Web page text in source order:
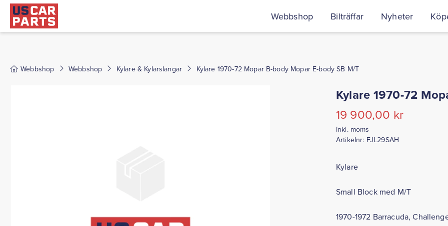
Webbshop Bilträffar Nyheter
Webbshop Webbshop Kylare & Kylarslangar Kylare 1970-72 Mopar B-body Mopar E-body SB M/T
Kylare 1970-72
19 900,00 kr
Inkl. moms
Artikelnr: FJL29SAH
Kylare
Small Block med M/T
1970-1972 Barracuda,